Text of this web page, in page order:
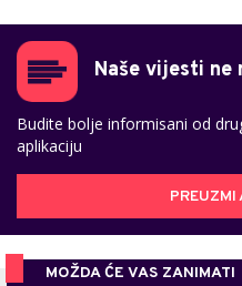
Naše vijesti ne
Budite bolje informisani od
aplikaciju
PREUZMI
MOŽDA ĆE VAS ZANIMATI